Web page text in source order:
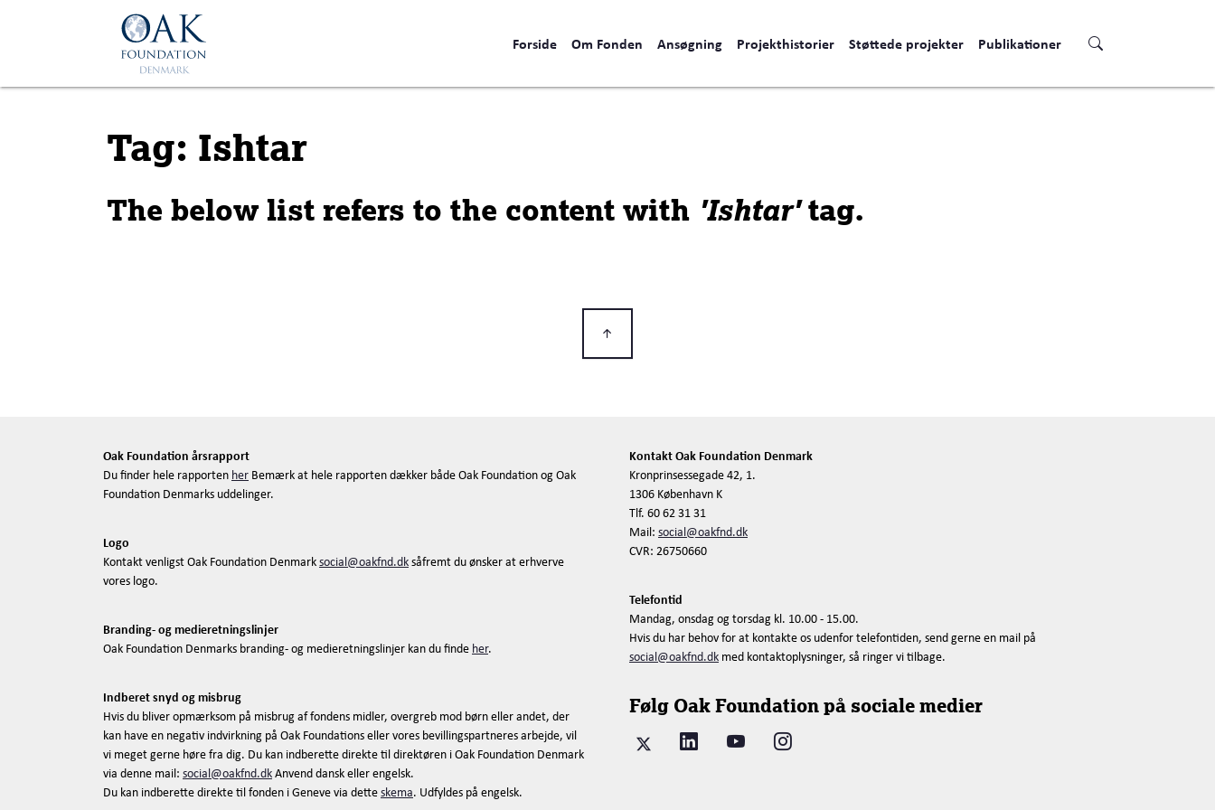
Forside Om Fonden Ansøgning Projekthistorier Støttede projekter Publikationer
Tag: Ishtar
The below list refers to the content with 'Ishtar'tag.
Oak Foundation årsrapport
Du finder hele rapporten her Bemærk at hele rapporten dækker både Oak Foundation og Oak
Foundation Denmarks uddelinger.
Logo
Kontakt venligst Oak Foundation Denmarksocial@oakfnd.dksåfremt du ønsker at erhverve
vores logo.
Branding- og medieretningslinjer
Oak Foundation Denmarks branding- og medieretningslinjer kan du finde her.
Indberet snyd og misbrug
Hvis du bliver opmærksom på misbrug af fondens midler, overgreb mod børn eller andet, der
kan have en negativ indvirkning på Oak Foundations eller vores bevillingspartneres arbejde, vil
vi meget gerne høre fra dig. Du kan indberette direkte til direktøren i Oak Foundation Denmark
via denne mail: social@oakfnd.dkAnvend dansk eller engelsk.
Du kan indberette direkte til fonden i Geneve via detteskema. Udfyldes på engelsk.
Kontakt Oak Foundation Denmark
Kronprinsessegade 42, 1.
1306 København K
Tlf. 60 62 31 31
Mail: social@oakfnd.dk
CVR: 26750660
Telefontid
Mandag, onsdag og torsdag kl. 10.00 - 15.00.
Hvis du har behov for at kontakte os udenfor telefontiden, send gerne en mail på
social@oakfnd.dk med kontaktoplysninger, så ringer vi tilbage.
Følg Oak Foundation på sociale medier